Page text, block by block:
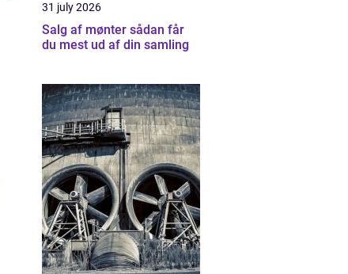
31 july 2026
Salg af mønter sådan får
du mest ud af din samling